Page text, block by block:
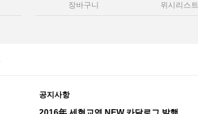
장바구니 위시리스트
공지사항